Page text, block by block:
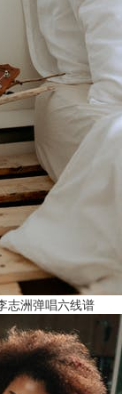
志洲弹唱六线谱